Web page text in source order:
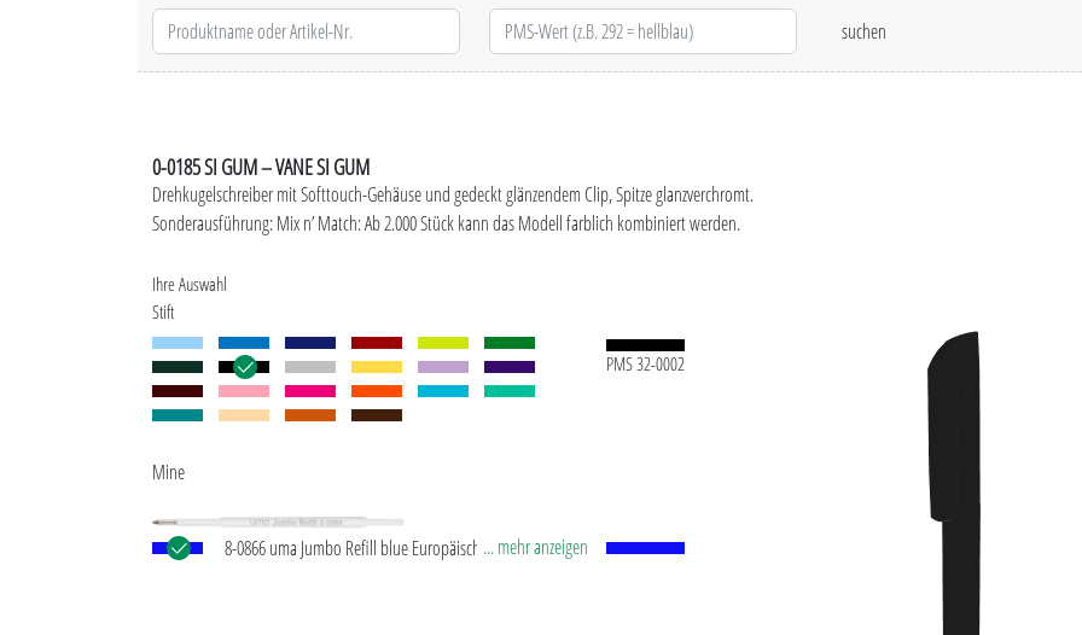
0-0185 SI GUM – VANE SI GUM
Drehkugelschreiber mit Softtouch-Gehäuse und gedeckt glänzendem Clip, Spitze glanzverchromt.
Sonderausführung: Mix n’ Match: Ab 2.000 Stück kann das Modell farblich kombiniert werden.
Ihre Auswahl
Stift
PMS 32-0002
Mine
8-0866 uma Jumbo Refill blue Europäische Jumbo Mine
... mehr anzeigen